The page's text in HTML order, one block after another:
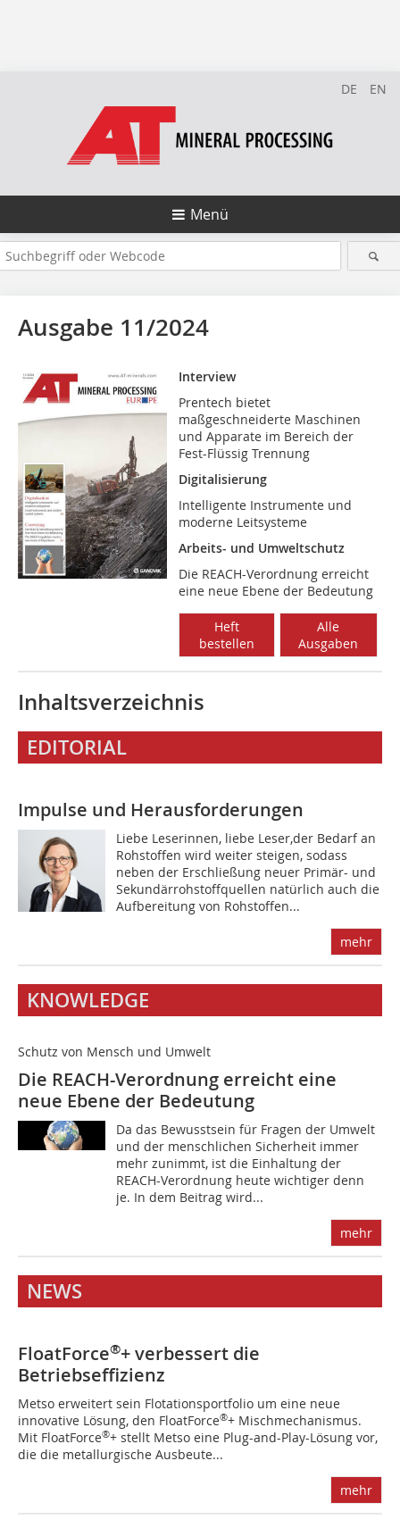
DE EN
Menü
Ausgabe 11/2024
Interview
Prentech bietet
maßgeschneiderte Maschinen
und Apparate im Bereich der
Fest-Flüssig Trennung
Digitalisierung
Intelligente Instrumente und
moderne Leitsysteme
Arbeits- und Umweltschutz
Die REACH-Verordnung erreicht
eine neue Ebene der Bedeutung
Heft
bestellen
Alle
Ausgaben
Inhaltsverzeichnis
EDITORIAL
Impulse und Herausforderungen
Liebe Leserinnen, liebe Leser,der Bedarf an
Rohstoffen wird weiter steigen, sodass
neben der Erschließung neuer Primär- und
Sekundärrohstoffquellen natürlich auch die
Aufbereitung von Rohstoffen...
mehr
KNOWLEDGE
Schutz von Mensch und Umwelt
Die REACH-Verordnung erreicht eine
neue Ebene der Bedeutung
Da das Bewusstsein für Fragen der Umwelt
und der menschlichen Sicherheit immer
mehr zunimmt, ist die Einhaltung der
REACH-Verordnung heute wichtiger denn
je. In dem Beitrag wird...
mehr
NEWS
FloatForce®+ verbessert die
Betriebseffizienz
Metso erweitert sein Flotationsportfolio um eine neue
innovative Lösung, den FloatForce®+ Mischmechanismus.
Mit FloatForce®+ stellt Metso eine Plug-and-Play-Lösung vor,
die die metallurgische Ausbeute...
mehr